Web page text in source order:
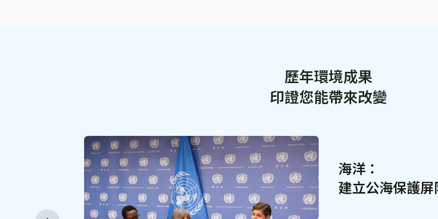
歷年環境成果
印證您能帶來改變
海洋：
建立公海保護屏